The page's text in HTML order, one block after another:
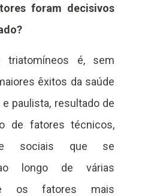
foram decisivos
triatomíneos é, sem
êxitos da saúde
paulista, resultado de
de fatores técnicos,
e sociais que se
longo de várias
os fatores mais